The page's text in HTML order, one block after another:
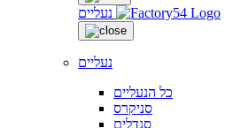
נעליים
נעליים
כל הנעליים
סניקרס
סנדלים